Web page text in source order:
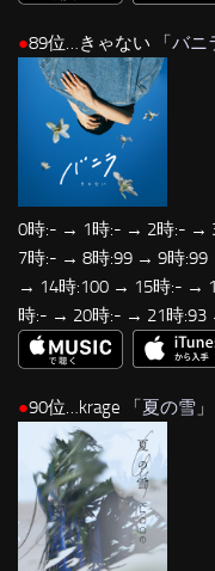
●89位…きゃない 「 バニ
0時:- → 1時:- → 2時:- →
7時:- → 8時:99 → 9時
→ 14時:100 → 15時:- →
時:- → 20時:- → 21時:93
●90位…krage 「夏の雪 」